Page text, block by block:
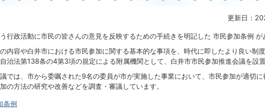
更新日：
行政活動に市民の皆さんの意見を反映するための手続きを明記した 市民参加条例 が
内容や白井市における市民参加に関する基本的な事項を、時代に即したより良い制
治法第138条の4第3項の規定による附属機関として、白井市市民参加推進会議を設置
では、市から委嘱された9名の委員が市が実施した事業において、市民参加が適切
の方法の研究や改善などを調査・審議しています。
条例